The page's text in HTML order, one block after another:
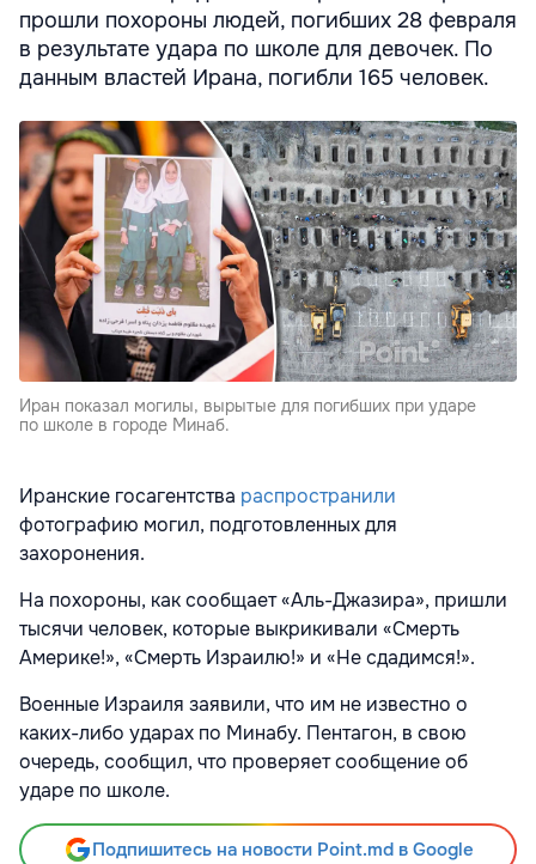
прошли похороны людей, погибших 28 февраля
в результате удара по школе для девочек. По
данным властей Ирана, погибли 165 человек.
Иран показал могилы, вырытые для погибших при ударе
по школе в городе Минаб.
Иранские госагентства распространили
фотографию могил, подготовленных для
захоронения.
На похороны, как сообщает «Аль-Джазира», пришли
тысячи человек, которые выкрикивали «Смерть
Америке!», «Смерть Израилю!» и «Не сдадимся!».
Военные Израиля заявили, что им не известно о
каких-либо ударах по Минабу. Пентагон, в свою
очередь, сообщил, что проверяет сообщение об
ударе по школе.
Подпишитесь на новости Point.md в Google